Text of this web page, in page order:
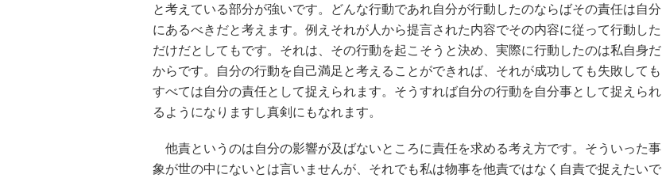
と考えている部分が強いです。どんな行動であれ自分が行動したのならばその責任は自分
にあるべきだと考えます。例えそれが人から提言された内容でその内容に従って行動した
だけだとしてもです。それは、その行動を起こそうと決め、実際に行動したのは私自身だ
からです。自分の行動を自己満足と考えることができれば、それが成功しても失敗しても
すべては自分の責任として捉えられます。そうすれば自分の行動を自分事として捉えられ
るようになりますし真剣にもなれます。
他責というのは自分の影響が及ばないところに責任を求める考え方です。そういった事
象が世の中にないとは言いませんが、それでも私は物事を他責ではなく自責で捉えたいで